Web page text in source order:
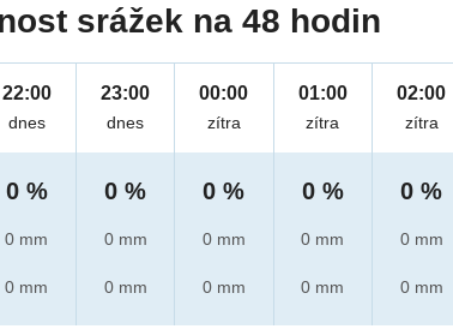
srážek na 48 hodin
22:00
dnes
0 %
0 mm
0 mm
23:00
dnes
0 %
0 mm
0 mm
00:00
zítra
0 %
0 mm
0 mm
01:00
zítra
0 %
0 mm
0 mm
02:00
zítra
0 %
0 mm
0 mm